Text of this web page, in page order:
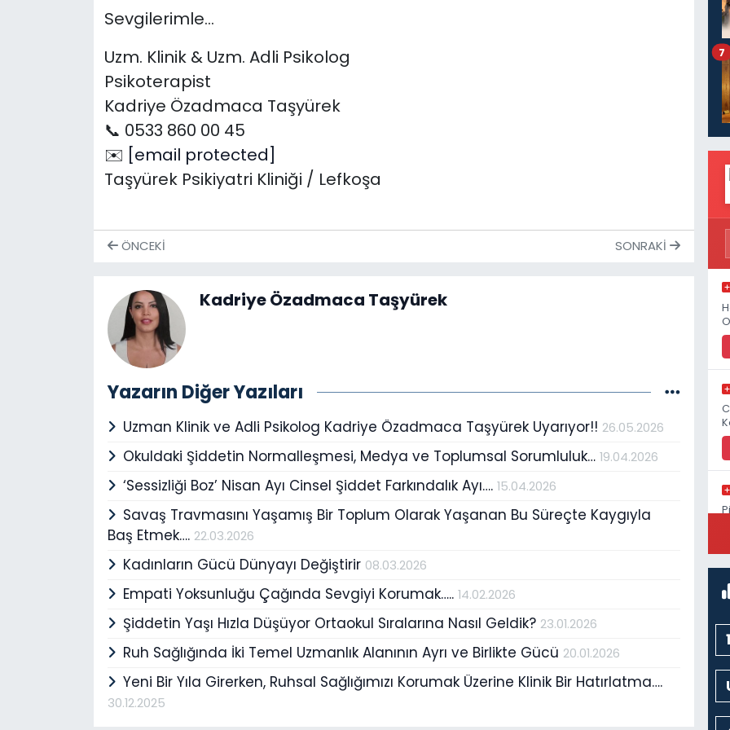
Sevgilerimle…
Uzm. Klinik & Uzm. Adli Psikolog
Psikoterapist
Kadriye Özadmaca Taşyürek
📞 0533 860 00 45
✉️ [email protected]
Taşyürek Psikiyatri Kliniği / Lefkoşa
ÖNCEKI SONRAKI
Kadriye Özadmaca Taşyürek
Yazarın Diğer Yazıları
Uzman Klinik ve Adli Psikolog Kadriye Özadmaca Taşyürek Uyarıyor!! 26.05.2026
Okuldaki Şiddetin Normalleşmesi, Medya ve Toplumsal Sorumluluk…19.04.2026
‘Sessizliği Boz’ Nisan Ayı Cinsel Şiddet Farkındalık Ayı….15.04.2026
Savaş Travmasını Yaşamış Bir Toplum Olarak Yaşanan Bu Süreçte Kaygıyla
Baş Etmek…. 22.03.2026
Kadınların Gücü Dünyayı Değiştirir 08.03.2026
Empati Yoksunluğu Çağında Sevgiyi Korumak…..14.02.2026
Şiddetin Yaşı Hızla Düşüyor Ortaokul Sıralarına Nasıl Geldik? 23.01.2026
Ruh Sağlığında İki Temel Uzmanlık Alanının Ayrı ve Birlikte Gücü 20.01.2026
Yeni Bir Yıla Girerken, Ruhsal Sağlığımızı Korumak Üzerine Klinik Bir Hatırlatma….
30.12.2025
7